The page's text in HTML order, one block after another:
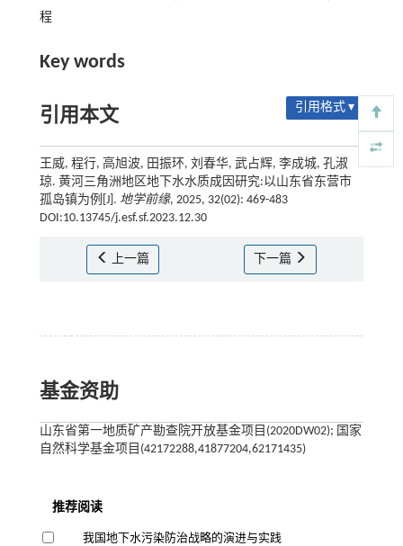
程
Key words
引用本文 引用格式 ▾
王威, 程行, 高旭波, 田振环, 刘春华, 武占辉, 李成城, 孔淑
琼. 黄河三角洲地区地下水水质成因研究:以山东省东营市
孤岛镇为例[J]. 地学前缘, 2025, 32(02): 469-483
DOI:10.13745/j.esf.sf.2023.12.30
上一篇 下一篇
基金资助
山东省第一地质矿产勘查院开放基金项目(2020DW02); 国家
自然科学基金项目(42172288,41877204,62171435)